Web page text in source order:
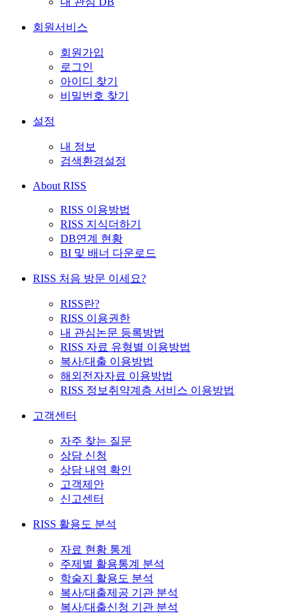
회원서비스
회원가입
로그인
아이디 찾기
비밀번호 찾기
설정
내 정보
검색환경설정
About RISS
RISS 이용방법
RISS 지식더하기
DB연계 현황
BI 및 배너 다운로드
RISS 처음 방문 이세요?
RISS란?
RISS 이용권한
내 관심논문 등록방법
RISS 자료 유형별 이용방법
복사/대출 이용방법
해외전자자료 이용방법
RISS 정보취약계층 서비스 이용방법
고객센터
자주 찾는 질문
상담 신청
상담 내역 확인
고객제안
신고센터
RISS 활용도 분석
자료 현황 통계
주제별 활용통계 분석
학술지 활용도 분석
복사/대출제공 기관 분석
복사/대출신청 기관 분석